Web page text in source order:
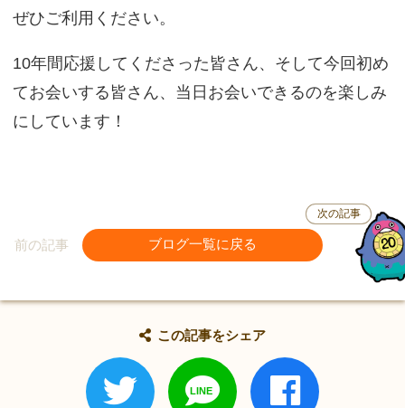
ぜひご利用ください。
10年間応援してくださった皆さん、そして今回初め
てお会いする皆さん、当日お会いできるのを楽しみ
にしています！
前の記事 ブログ一覧に戻る
次の記事
この記事をシェア